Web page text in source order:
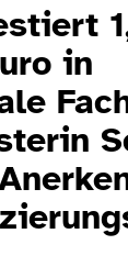
in